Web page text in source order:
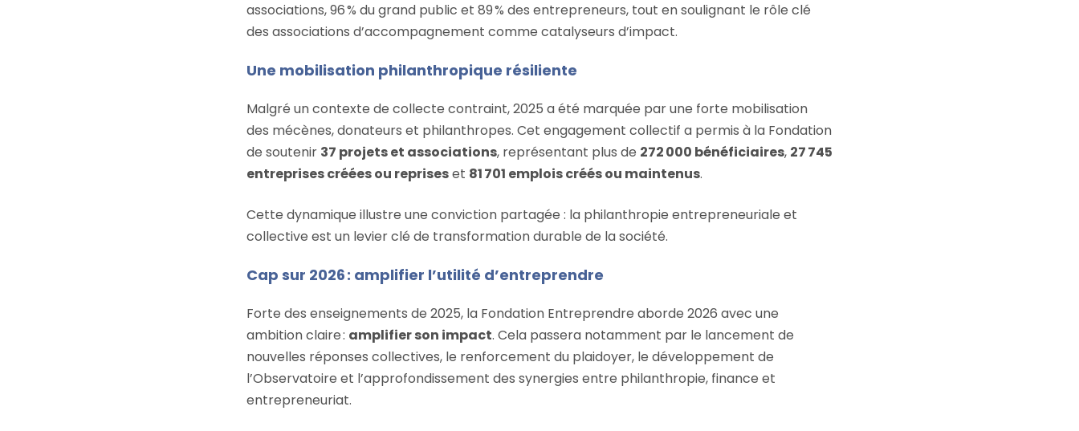
associations, 96 % du grand public et 89 % des entrepreneurs, tout en soulignant le rôle clé
des associations d’accompagnement comme catalyseurs d’impact.
Une mobilisation philanthropique résiliente
Malgré un contexte de collecte contraint, 2025 a été marquée par une forte mobilisation
des mécènes, donateurs et philanthropes. Cet engagement collectif a permis à la Fondation
de soutenir 37 projets et associations, représentant plus de 272 000 bénéficiaires, 27 745
entreprises créées ou repriseset 81 701 emplois créés ou maintenus.
Cette dynamique illustre une conviction partagée : la philanthropie entrepreneuriale et
collective est un levier clé de transformation durable de la société.
Cap sur 2026 : amplifier l’utilité d’entreprendre
Forte des enseignements de 2025, la Fondation Entreprendre aborde 2026 avec une
ambition claire : amplifier son impact. Cela passera notamment par le lancement de
nouvelles réponses collectives, le renforcement du plaidoyer, le développement de
l’Observatoire et l’approfondissement des synergies entre philanthropie, finance et
entrepreneuriat.